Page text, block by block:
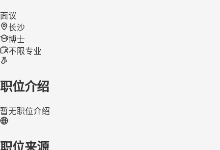
面议
长沙
博士
不限专业
职位介绍
暂无职位介绍
职位来源